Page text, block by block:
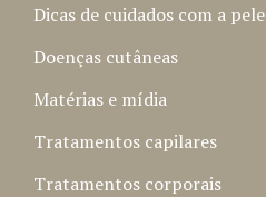
Dicas de cuidados com a pele
Doenças cutâneas
Matérias e mídia
Tratamentos capilares
Tratamentos corporais